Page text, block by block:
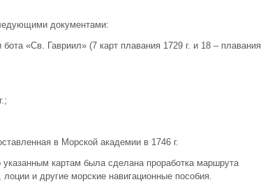
документами:
«Св. Гавриил» (7 карт плавания 1729 г. и 18 – плавания
в Морской академии в 1746 г.
указанным картам была сделана проработка маршрута
и другие морские навигационные пособия.